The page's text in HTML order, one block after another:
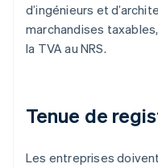
d’ingénieurs et
marchandises
la TVA au NRS.
Tenue de
Les entreprises